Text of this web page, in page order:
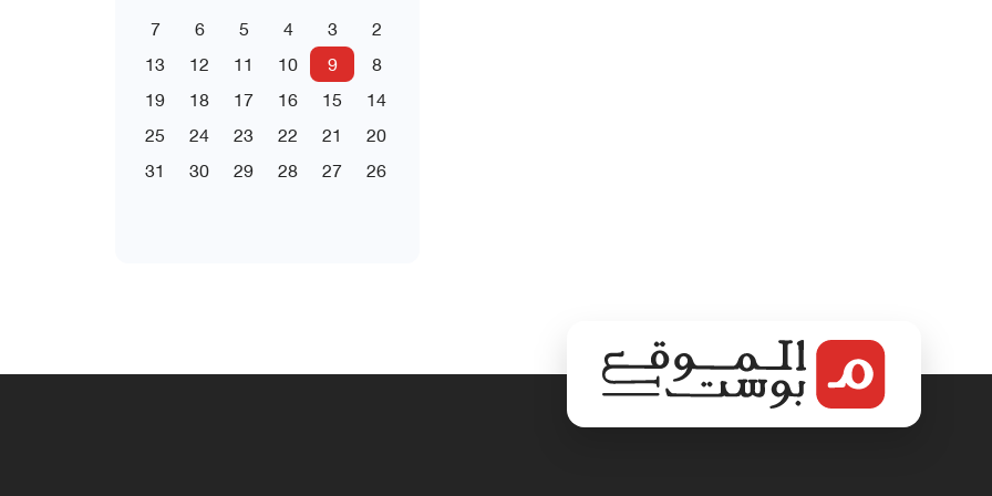
2
3
4
5
6
7
8
9
10
11
12
13
14
15
16
17
18
19
20
21
22
23
24
25
26
27
28
29
30
31